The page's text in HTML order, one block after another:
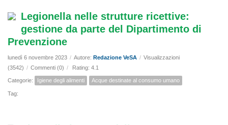
Legionella nelle strutture ricettive:
gestione da parte del Dipartimento di
Prevenzione
lunedì 6 novembre 2023 / Autore: Redazione VeSA / Visualizzazioni
(3542) / Commenti (0) / Rating: 4.1
Categorie: Igiene degli alimenti Acque destinate al consumo umano
Tag: